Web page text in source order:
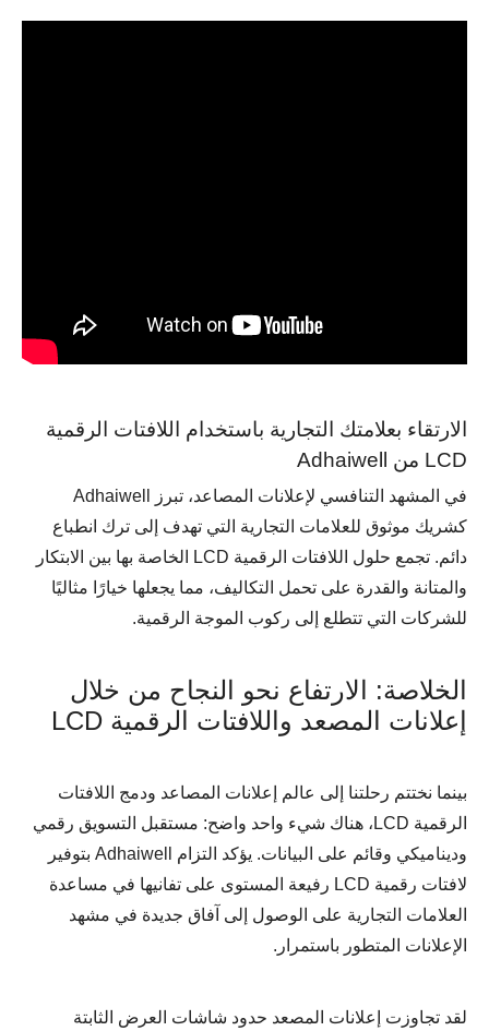
الارتقاء بعلامتك التجارية باستخدام اللافتات الرقمية
LCD من Adhaiwell
في المشهد التنافسي لإعلانات المصاعد، تبرز Adhaiwell
كشريك موثوق للعلامات التجارية التي تهدف إلى ترك انطباع
دائم. تجمع حلول اللافتات الرقمية LCD الخاصة بها بين الابتكار
والمتانة والقدرة على تحمل التكاليف، مما يجعلها خيارًا مثاليًا
للشركات التي تتطلع إلى ركوب الموجة الرقمية.
الخلاصة: الارتفاع نحو النجاح من خلال
إعلانات المصعد واللافتات الرقمية LCD
بينما نختتم رحلتنا إلى عالم إعلانات المصاعد ودمج اللافتات
الرقمية LCD، هناك شيء واحد واضح: مستقبل التسويق رقمي
وديناميكي وقائم على البيانات. يؤكد التزام Adhaiwell بتوفير
لافتات رقمية LCD رفيعة المستوى على تفانيها في مساعدة
العلامات التجارية على الوصول إلى آفاق جديدة في مشهد
الإعلانات المتطور باستمرار.
لقد تجاوزت إعلانات المصعد حدود شاشات العرض الثابتة